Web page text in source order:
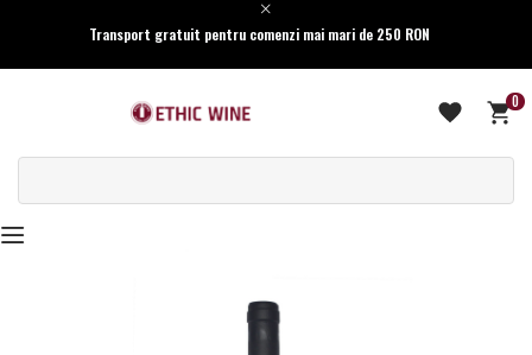
Transport gratuit pentru comenzi mai mari de 250 RON
0